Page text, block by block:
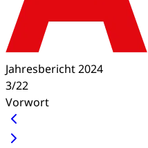
Jahresbericht 2024
3/22
Vorwort